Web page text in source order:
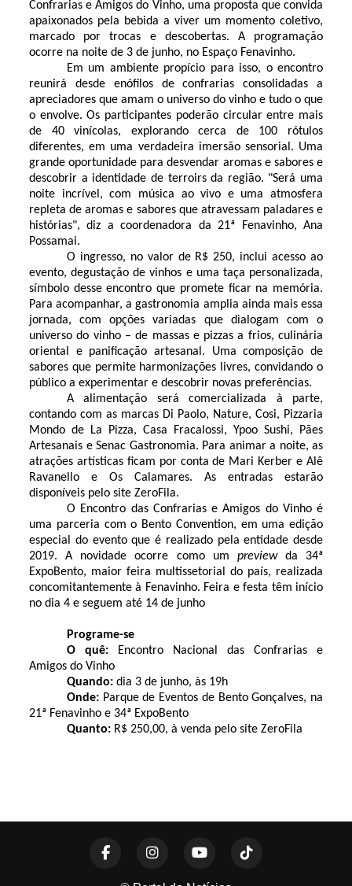
Confrarias e Amigos do Vinho, uma proposta que convida
apaixonados pela bebida a viver um momento coletivo,
marcado por trocas e descobertas. A programação
ocorre na noite de 3 de junho, no Espaço Fenavinho.
Em um ambiente propício para isso, o encontro
reunirá desde enófilos de confrarias consolidadas a
apreciadores que amam o universo do vinho e tudo o que
o envolve. Os participantes poderão circular entre mais
de 40 vinícolas, explorando cerca de 100 rótulos
diferentes, em uma verdadeira imersão sensorial. Uma
grande oportunidade para desvendar aromas e sabores e
descobrir a identidade de terroirs da região. "Será uma
noite incrível, com música ao vivo e uma atmosfera
repleta de aromas e sabores que atravessam paladares e
histórias", diz a coordenadora da 21ª Fenavinho, Ana
Possamai.
O ingresso, no valor de R$ 250, inclui acesso ao
evento, degustação de vinhos e uma taça personalizada,
símbolo desse encontro que promete ficar na memória.
Para acompanhar, a gastronomia amplia ainda mais essa
jornada, com opções variadas que dialogam com o
universo do vinho – de massas e pizzas a frios, culinária
oriental e panificação artesanal. Uma composição de
sabores que permite harmonizações livres, convidando o
público a experimentar e descobrir novas preferências.
A alimentação será comercializada à parte,
contando com as marcas Di Paolo, Nature, Cosi, Pizzaria
Mondo de La Pizza, Casa Fracalossi, Ypoo Sushi, Pães
Artesanais e Senac Gastronomia. Para animar a noite, as
atrações artísticas ficam por conta de Mari Kerber e Alê
Ravanello e Os Calamares. As entradas estarão
disponíveis pelo site ZeroFila.
O Encontro das Confrarias e Amigos do Vinho é
uma parceria com o Bento Convention, em uma edição
especial do evento que é realizado pela entidade desde
2019. A novidade ocorre como um previewda 34ª
ExpoBento, maior feira multissetorial do país, realizada
concomitantemente à Fenavinho. Feira e festa têm início
no dia 4 e seguem até 14 de junho
Programe-se
O quê: Encontro Nacional das Confrarias e
Amigos do Vinho
Quando: dia 3 de junho, às 19h
Onde: Parque de Eventos de Bento Gonçalves, na
21ª Fenavinho e 34ª ExpoBento
Quanto: R$ 250,00, à venda pelo site ZeroFila